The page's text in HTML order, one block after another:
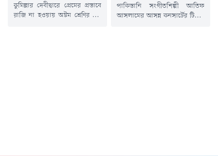
কুমিল্লার দেবীদ্বারে প্রেমের প্রস্তাবে
রাজি না হওয়ায় অষ্টম শ্রেণির এক
পাকিস্তানি সংগীতশিল্পী আতিফ
আসলামের আসন্ন কনসার্টের টিকিট